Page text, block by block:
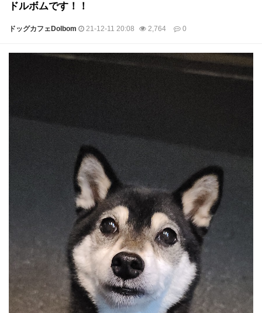
ドルボムです！！
ドッグカフェDolbom 21-12-11 20:08 2,764 0